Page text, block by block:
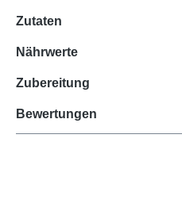
Zutaten
Nährwerte
Zubereitung
Bewertungen